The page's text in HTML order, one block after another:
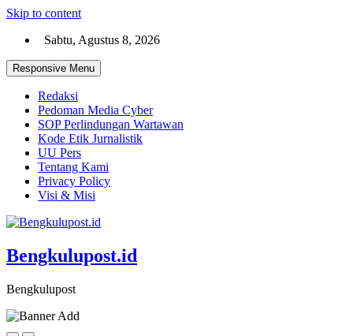
Skip to content
Sabtu, Agustus 8, 2026
Responsive Menu
Redaksi
Pedoman Media Cyber
SOP Perlindungan Wartawan
Kode Etik Jurnalistik
UU Pers
Tentang Kami
Privacy Policy
Visi & Misi
Bengkulupost.id
Bengkulupost